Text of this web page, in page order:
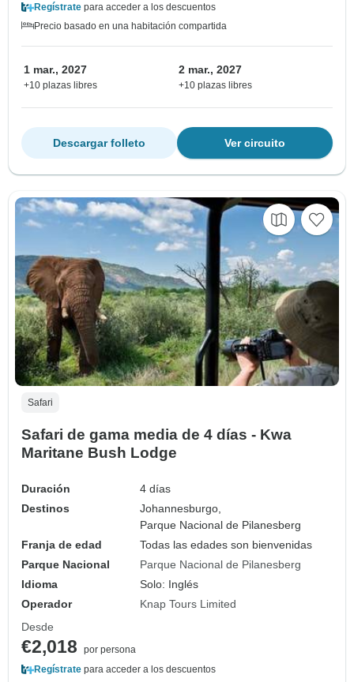
Regístrate para acceder a los descuentos
Precio basado en una habitación compartida
1 mar., 2027
+10 plazas libres
2 mar., 2027
+10 plazas libres
Ver circuito
Descargar folleto
Safari
Safari de gama media de 4 días - Kwa
Maritane Bush Lodge
Duración
4 días
Destinos
Johannesburgo,
Parque Nacional de Pilanesberg
Franja de edad
Todas las edades son bienvenidas
Parque Nacional
Parque Nacional de Pilanesberg
Idioma
Solo: Inglés
Operador
Knap Tours Limited
Desde
€2,018
por persona
Regístrate para acceder a los descuentos